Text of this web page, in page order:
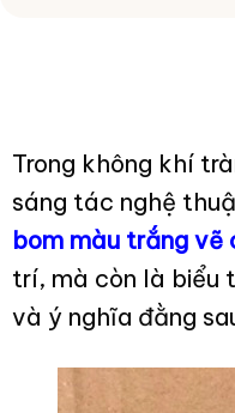
Trong không khí
sáng tác nghệ
bom màu trắng vẽ
trí, mà còn là biểu
và ý nghĩa đằng